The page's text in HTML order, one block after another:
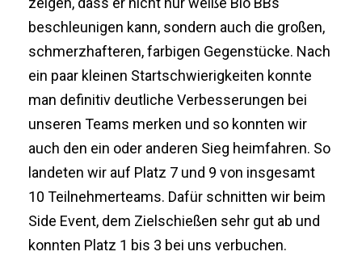
beschleunigen kann, sondern auch die großen,
schmerzhafteren, farbigen Gegenstücke. Nach
ein paar kleinen Startschwierigkeiten konnte
man definitiv deutliche Verbesserungen bei
unseren Teams merken und so konnten wir
auch den ein oder anderen Sieg heimfahren. So
landeten wir auf Platz 7 und 9 von insgesamt
10 Teilnehmerteams. Dafür schnitten wir beim
Side Event, dem Zielschießen sehr gut ab und
konnten Platz 1 bis 3 bei uns verbuchen.